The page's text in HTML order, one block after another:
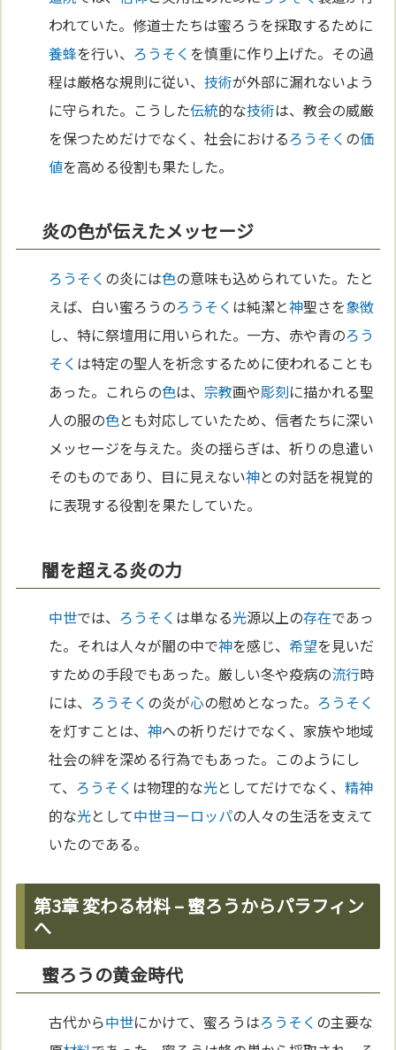
われていた。修道士たちは蜜ろうを採取するために
養蜂を行い、 ろうそく を慎重に作り上げた。その過
程は厳格な規則に従い、技術が外部に漏れないよう
に守られた。こうした伝統的な技術は、教会の威厳
を保つためだけでなく、社会におけるろうそく の価
値を高める役割も果たした。
炎の色が伝えたメッセージ
ろうそく の炎には色の意味も込められていた。たと
えば、白い蜜ろうのろうそく は純潔と神聖さを象徴
し、特に祭壇用に用いられた。一方、赤や青のろう
そく は特定の聖人を祈念するために使われることも
あった。これらの色は、 宗教画や彫刻に描かれる聖
人の服の色とも対応していたため、信者たちに深い
メッセージを与えた。炎の揺らぎは、祈りの息遣い
そのものであり、目に見えない神との対話を視覚的
に表現する役割を果たしていた。
闇を超える炎の力
中世では、 ろうそく は単なる光源以上の存在であっ
た。それは人々が闇の中で神を感じ、希望を見いだ
すための手段でもあった。厳しい冬や疫病の流行時
には、 ろうそく の炎が心の慰めとなった。 ろうそく
を灯すことは、神への祈りだけでなく、家族や地域
社会の絆を深める行為でもあった。このようにし
て、 ろうそく は物理的な光としてだけでなく、精神
的な光として中世ヨーロッパの人々の生活を支えて
いたのである。
第3章 変わる材料 – 蜜ろうからパラフィン
へ
蜜ろうの黄金時代
古代から中世にかけて、蜜ろうはろうそく の主要な